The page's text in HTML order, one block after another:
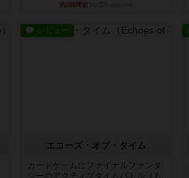
約2時間前
レビュー
エコーズ・オブ・タイム
カードゲームにファイナルファンタ
ジーのアクティブタイムバトル（も